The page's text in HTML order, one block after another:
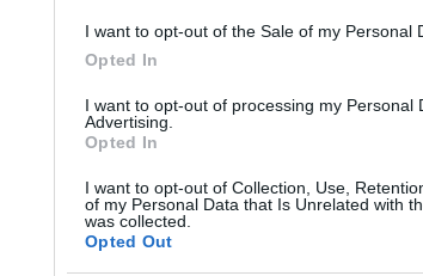
I want to opt-out of the Sale of my Personal
Opted In
I want to opt-out of processing my Personal
Advertising.
Opted In
I want to opt-out of Collection, Use,
of my Personal Data that Is Unrelated with
was collected.
Opted Out